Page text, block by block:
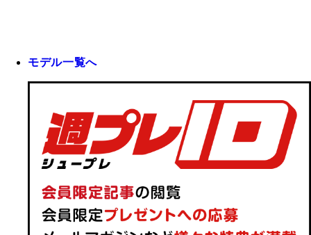
モデル一覧へ